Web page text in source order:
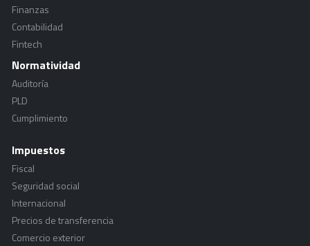
Finanzas
Contabilidad
Fintech
Normatividad
Auditoría
PLD
Cumplimiento
Impuestos
Fiscal
Seguridad social
Internacional
Precios de transferencia
Comercio exterior